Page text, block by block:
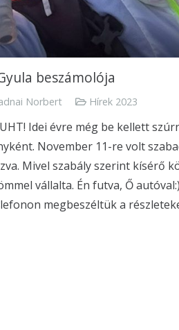
beszámolója
Norbert Hírek 2023
Idei évre még be kellett
November 11-re volt
Mivel szabály szerint kísérő
vállalta. Én futva, Ő autóval:)
megbeszéltük a